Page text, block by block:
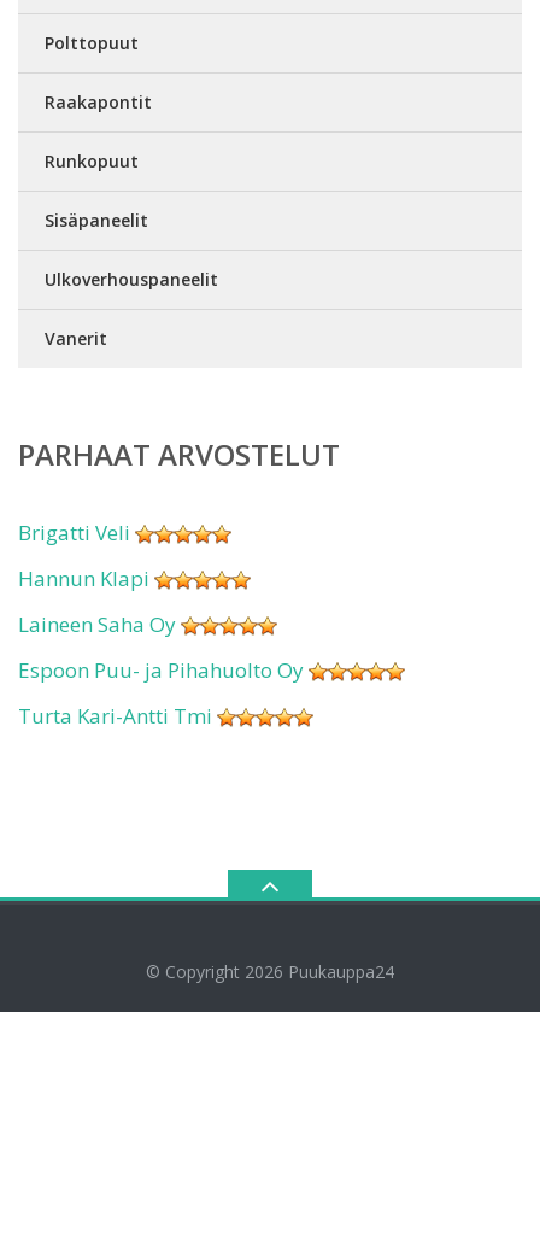
Polttopuut
Raakapontit
Runkopuut
Sisäpaneelit
Ulkoverhouspaneelit
Vanerit
PARHAAT ARVOSTELUT
Brigatti Veli
Hannun Klapi
Laineen Saha Oy
Espoon Puu- ja Pihahuolto Oy
Turta Kari-Antti Tmi
© Copyright 2026 Puukauppa24